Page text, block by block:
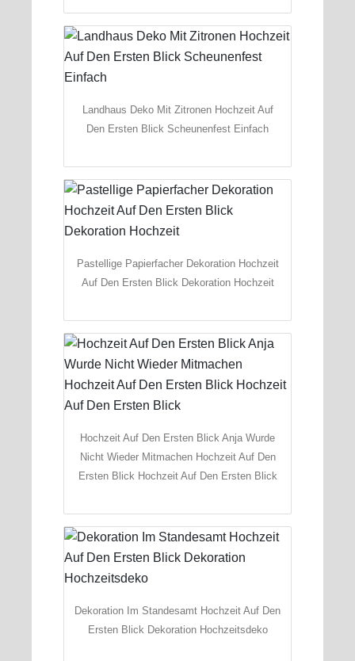
Landhaus Deko Mit Zitronen Hochzeit Auf
Den Ersten Blick Scheunenfest Einfach
Pastellige Papierfacher Dekoration Hochzeit
Auf Den Ersten Blick Dekoration Hochzeit
Hochzeit Auf Den Ersten Blick Anja Wurde
Nicht Wieder Mitmachen Hochzeit Auf Den
Ersten Blick Hochzeit Auf Den Ersten Blick
Dekoration Im Standesamt Hochzeit Auf Den
Ersten Blick Dekoration Hochzeitsdeko